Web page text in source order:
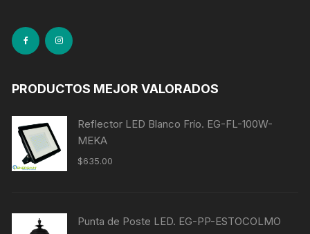
PRODUCTOS MEJOR VALORADOS
Reflector LED Blanco Frío. EG-FL-100W-
MEKA
$635.00
Punta de Poste LED. EG-PP-ESTOCOLMO